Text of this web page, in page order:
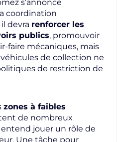
s’annonce
coordination
devra renforcer les
publics, promouvoir
faire mécaniques, mais
de collection ne
de restriction de
zones à faibles
de nombreux
jouer un rôle de
Une tâche pour